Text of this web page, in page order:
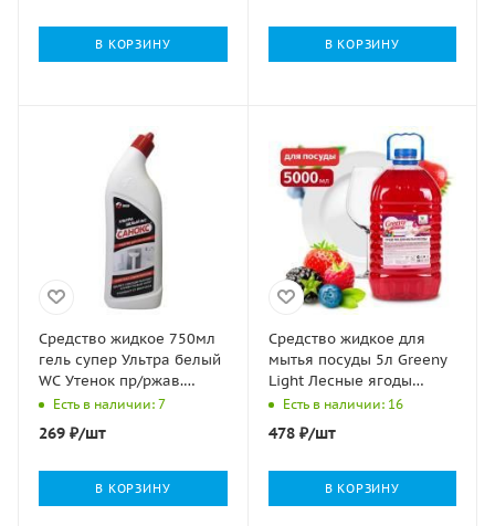
В КОРЗИНУ В КОРЗИНУ
Средство жидкое 750мл
гель супер Ультра белый
WC Утенок пр/ржав.
Санокс 1/12
Есть в наличии: 7
269 ₽/шт
В КОРЗИНУ
Средство жидкое для
мытья посуды 5л Greeny
Light Лесные ягоды
Clean&Green 1/2
Есть в наличии: 16
478₽/шт
В КОРЗИНУ